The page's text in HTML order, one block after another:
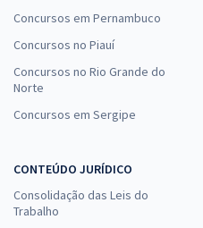
Concursos em Pernambuco
Concursos no Piauí
Concursos no Rio Grande do
Norte
Concursos em Sergipe
CONTEÚDO JURÍDICO
Consolidação das Leis do
Trabalho